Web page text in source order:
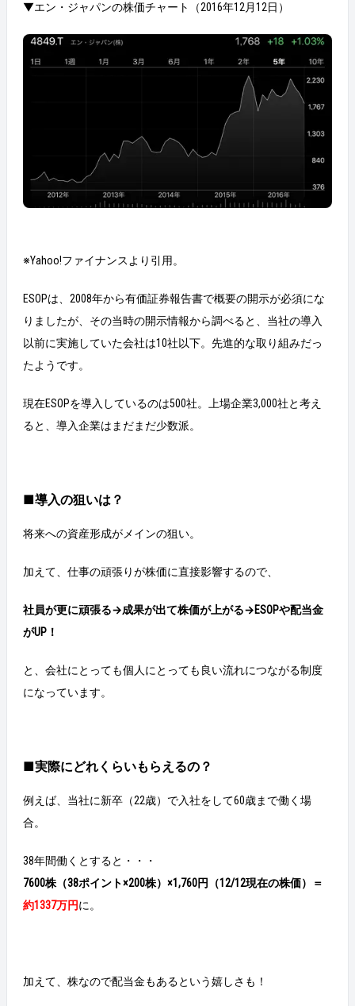
▼エン・ジャパンの株価チャート（2016年12月12日）
※Yahoo!ファイナンスより引用。
ESOPは、2008年から有価証券報告書で概要の開示が必須にな
りましたが、その当時の開示情報から調べると、当社の導入
以前に実施していた会社は10社以下。先進的な取り組みだっ
たようです。
現在ESOPを導入しているのは500社。上場企業3,000社と考え
ると、導入企業はまだまだ少数派。
■導入の狙いは？
将来への資産形成がメインの狙い。
加えて、仕事の頑張りが株価に直接影響するので、
社員が更に頑張る→成果が出て株価が上がる→ESOPや配当金
がUP！
と、会社にとっても個人にとっても良い流れにつながる制度
になっています。
■実際にどれくらいもらえるの？
例えば、当社に新卒（22歳）で入社をして60歳まで働く場
合。
38年間働くとすると・・・
7600株（38ポイント×200株）×1,760円（12/12現在の株価）＝
約1337万円に。
加えて、株なので配当金もあるという嬉しさも！